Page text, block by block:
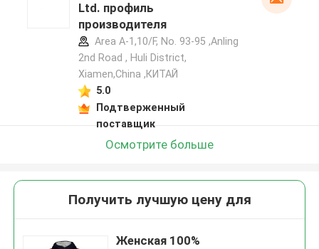
Ltd. профиль
производителя
Area A-1,10/F, No. 93-95 ,Anling
2nd Road , Huli District,
Xiamen,China ,КИТАЙ
5.0
Подтверженный
поставщик
Осмотрите больше
Получить лучшую цену для
Женская 100%